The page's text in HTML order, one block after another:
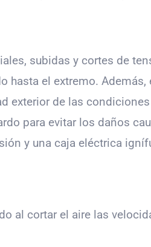
subidas y cortes de
el extremo. Además,
exterior de las
para evitar los daños
y una caja eléctrica
al cortar el aire las